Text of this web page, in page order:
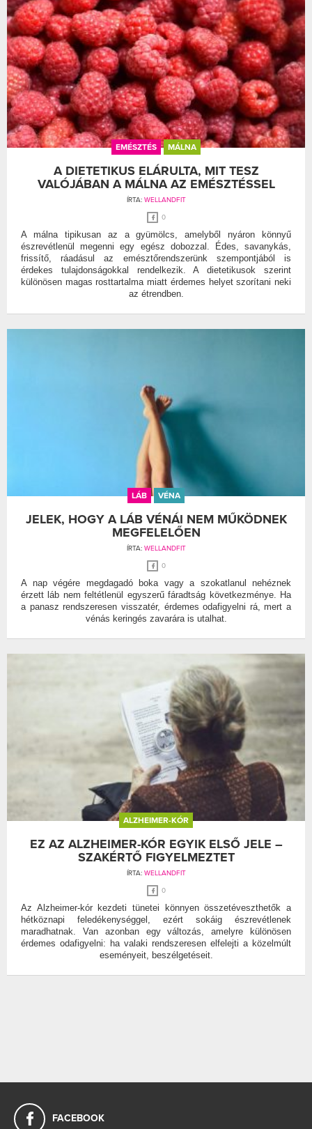
EMÉSZTÉS MÁLNA
A DIETETIKUS ELÁRULTA, MIT TESZ
VALÓJÁBAN A MÁLNA AZ EMÉSZTÉSSEL
ÍRTA: WELLANDFIT
0
A málna tipikusan az a gyümölcs, amelyből nyáron könnyű
észrevétlenül megenni egy egész dobozzal. Édes, savanykás,
frissítő, ráadásul az emésztőrendszerünk szempontjából is
érdekes tulajdonságokkal rendelkezik. A dietetikusok szerint
különösen magas rosttartalma miatt érdemes helyet szorítani neki
az étrendben.
LÁB VÉNA
JELEK, HOGY A LÁB VÉNÁI NEM MŰKÖDNEK
MEGFELELŐEN
ÍRTA: WELLANDFIT
0
A nap végére megdagadó boka vagy a szokatlanul nehéznek
érzett láb nem feltétlenül egyszerű fáradtság következménye. Ha
a panasz rendszeresen visszatér, érdemes odafigyelni rá, mert a
vénás keringés zavarára is utalhat.
ALZHEIMER-KÓR
EZ AZ ALZHEIMER-KÓR EGYIK ELSŐ JELE –
SZAKÉRTŐ FIGYELMEZTET
ÍRTA: WELLANDFIT
0
Az Alzheimer-kór kezdeti tünetei könnyen összetéveszthetők a
hétköznapi feledékenységgel, ezért sokáig észrevétlenek
maradhatnak. Van azonban egy változás, amelyre különösen
érdemes odafigyelni: ha valaki rendszeresen elfelejti a közelmúlt
eseményeit, beszélgetéseit.
FACEBOOK